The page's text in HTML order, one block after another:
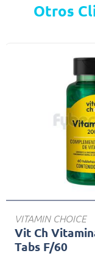
Otros
VITAMIN CHOICE
Vit Ch
Tabs F/60